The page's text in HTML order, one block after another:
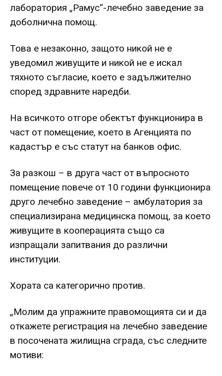
лаборатория „Рамус“-лечебно заведение за
доболнична помощ.
Това е незаконно, защото никой не е
уведомил живущите и никой не е искал
тяхното съгласие, което е задължително
според здравните наредби.
На всичкото отгоре обектът функционира в
част от помещение, което в Агенцията по
кадастър е със статут на банков офис.
За разкош – в друга част от въпросното
помещение повече от 10 години функционира
друго лечебно заведение – амбулатория за
специализирана медицинска помощ, за което
живущите в кооперацията също са
изпращали запитвания до различни
институции.
Хората са категорично против.
„Молим да упражните правомощията си и да
откажете регистрация на лечебно заведение
в посочената жилищна сграда, със следните
мотиви: